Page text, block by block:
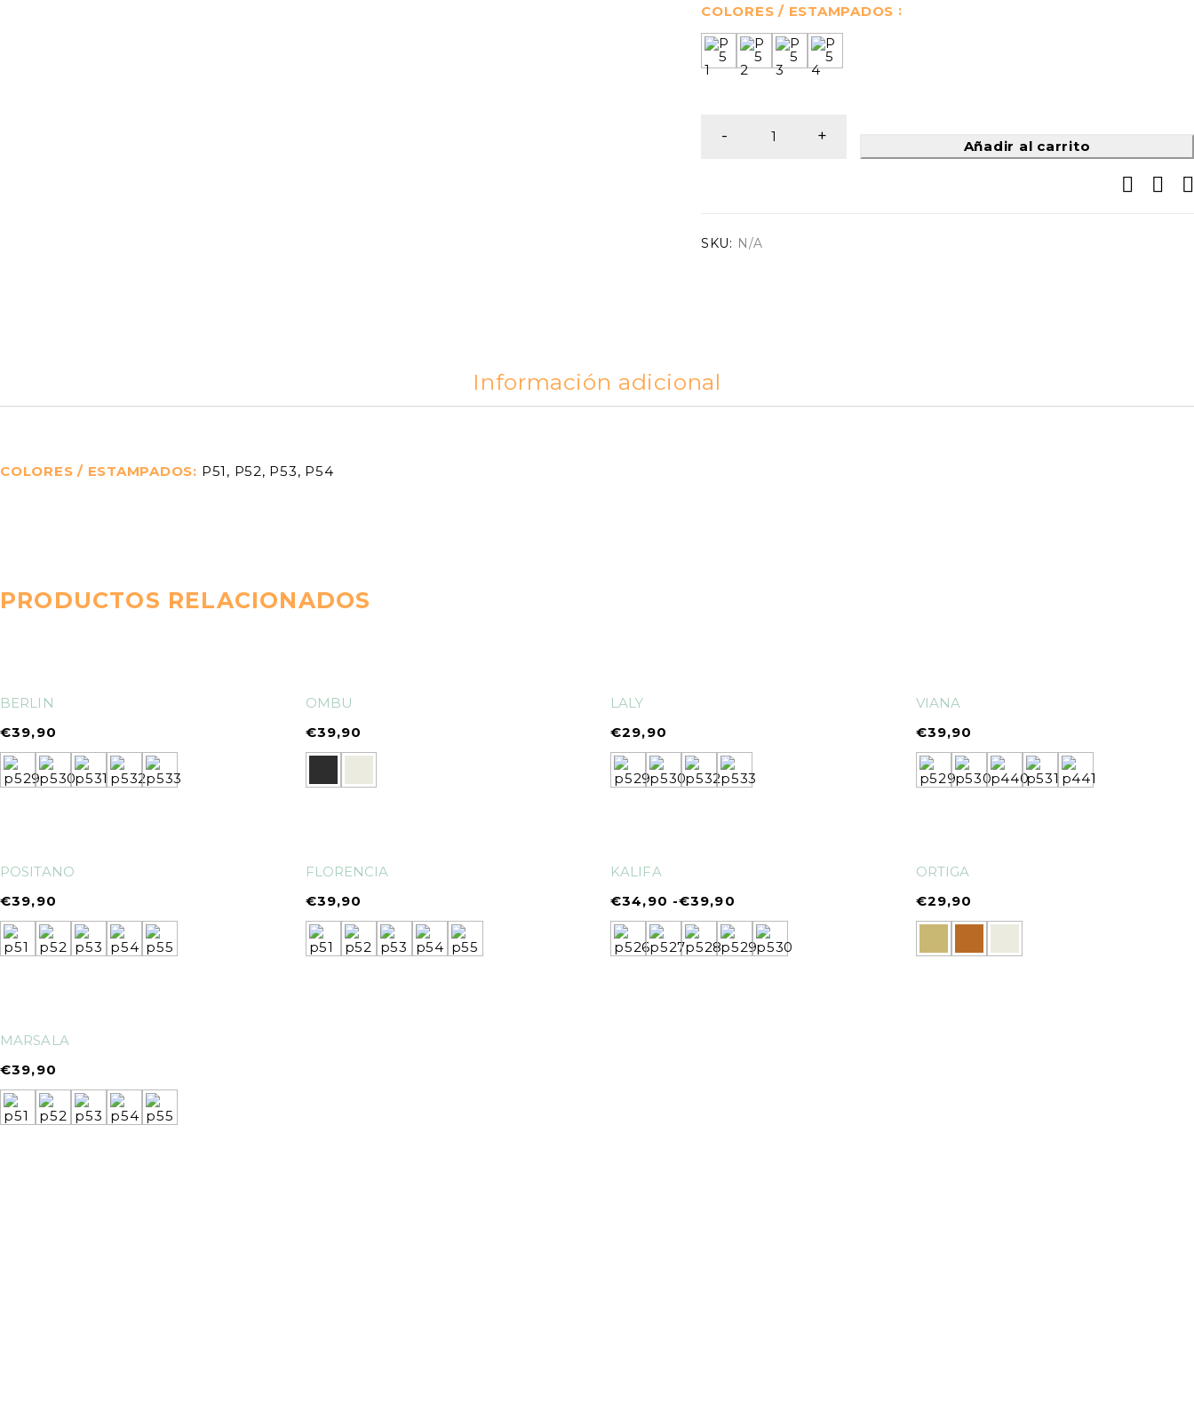
COLORES / ESTAMPADOS
Añadir al carrito
SKU: N/A
Información adicional
COLORES / ESTAMPADOS P51, P52, P53, P54
PRODUCTOS RELACIONADOS
BERLIN
€39,90
OMBU
€39,90
LALY
€29,90
VIANA
€39,90
POSITANO
€39,90
FLORENCIA
€39,90
KALIFA
€34,90 -€39,90
ORTIGA
€29,90
MARSALA
€39,90